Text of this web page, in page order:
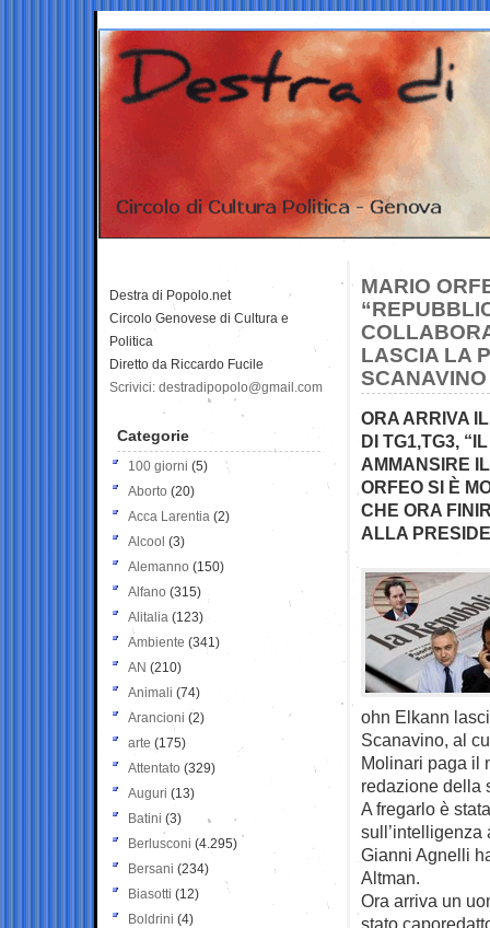
MARIO
LASCIA LA
SCANAVINO
ORA ARRIVA
DI TG1,TG3,
AMMANSIRE
ORFEO SI È
CHE ORA
ALLA
ohn Elkann
Scanavino, al
Molinari paga il
redazione della
A fregarlo è
sull’intelligenza
Gianni Agnelli
Altman.
Ora arriva un
stato
Destra di Popolo.net
Circolo Genovese di Cultura e
Politica
Diretto da Riccardo Fucile
Scrivici: destradipopolo@gmail.com
Categorie
100 giorni (5)
Aborto (20)
Acca Larentia (2)
Alcool (3)
Alemanno (150)
Alfano (315)
Alitalia (123)
Ambiente (341)
AN (210)
Animali (74)
Arancioni (2)
arte (175)
Attentato (329)
Auguri (13)
Batini (3)
Berlusconi (4.295)
Bersani (234)
Biasotti (12)
Boldrini (4)